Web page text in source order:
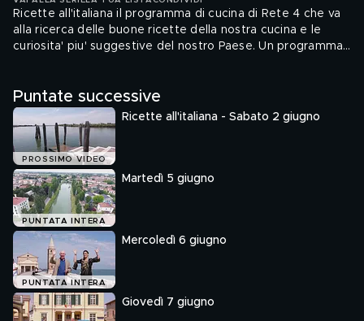
Ricette all'italiana il programma di cucina di Rete 4 che va
alla ricerca delle buone ricette della nostra cucina e le
curiosita' piu' suggestive del nostro Paese. Un programma
portano nelle localita' piu' belle d'Italia alla scoperta delle
unicita' gastronomiche e culturali del Belpaese.
Puntate successive
PROSSIMO VIDEO
Ricette all'italiana - Sabato 2 giugno
PUNTATA INTERA
Martedì 5 giugno
PUNTATA INTERA
Mercoledì 6 giugno
Giovedì 7 giugno